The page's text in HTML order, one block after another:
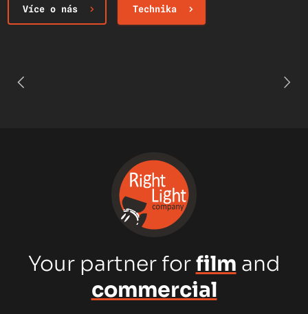
Více o nás Technika
Your partner forfilm and
commercial